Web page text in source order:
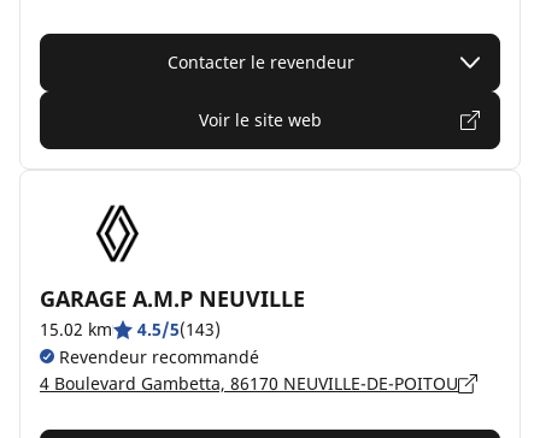
Contacter le revendeur
Voir le site web
GARAGE A.M.P NEUVILLE
15.02 km 4.5/5(143)
Revendeur recommandé
4 Boulevard Gambetta, 86170 NEUVILLE-DE-POITOU